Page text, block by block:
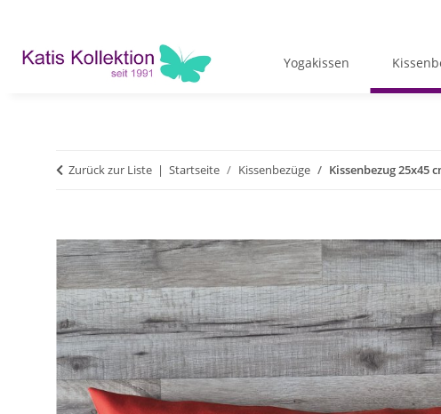
Yogakissen
Zurück zur Liste Startseite Kissenbezüge Kissenbezug 25x45